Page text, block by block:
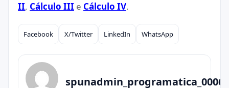
II, Cálculo III e Cálculo IV.
Compartilhar
Facebook X/Twitter LinkedIn WhatsApp
spunadmin_programatica_0006